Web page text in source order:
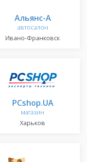
Альянс-А
автосалон
Ивано-Франковск
PCshop.UA
магазин
Харьков